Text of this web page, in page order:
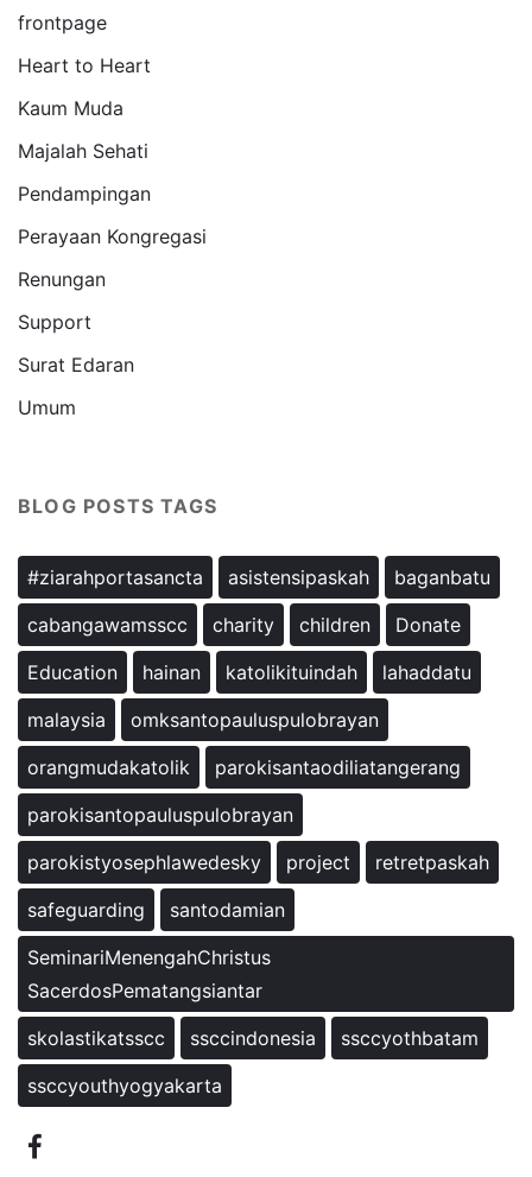
frontpage
Heart to Heart
Kaum Muda
Majalah Sehati
Pendampingan
Perayaan Kongregasi
Renungan
Support
Surat Edaran
Umum
BLOG POSTS TAGS
#ziarahportasancta asistensipaskah
baganbatu
cabangawamsscc
charity children
Donate
Education
hainan katolikituindah
lahaddatu
malaysia
omksantopauluspulobrayan
orangmudakatolik
parokisantaodiliatangerang
parokisantopauluspulobrayan
parokistyosephlawedesky
project
retretpaskah
safeguarding
santodamian
SeminariMenengahChristus
SacerdosPematangsiantar
skolastikatsscc
ssccindonesia
ssccyothbatam
ssccyouthyogyakarta